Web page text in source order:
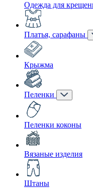
Одежда для
Платья, сарафаны
Крыжма
Пеленки
Пеленки коконы
Вязаные изделия
Штаны